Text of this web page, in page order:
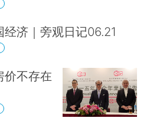
济｜旁观日记06.21
价不存在